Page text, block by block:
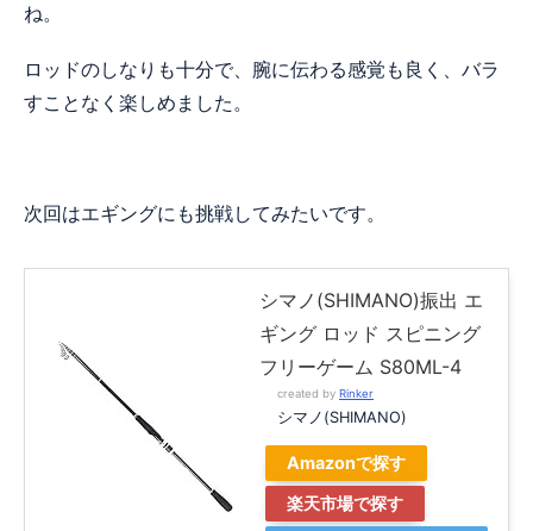
ね。
ロッドのしなりも十分で、腕に伝わる感覚も良く、バラ
すことなく楽しめました。
次回はエギングにも挑戦してみたいです。
シマノ(SHIMANO)振出 エ
ギング ロッド スピニング
フリーゲーム S80ML-4
created by Rinker
シマノ(SHIMANO)
Amazonで探す
楽天市場で探す